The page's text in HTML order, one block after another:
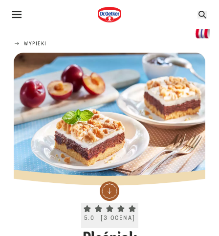
WYPIEKI
Current rating 5.0. Click to rate.
5.0 3 OCENA